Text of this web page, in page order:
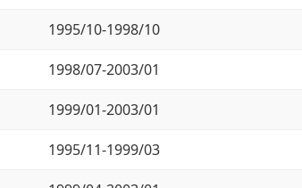
1995/10-1998/10
1998/07-2003/01
1999/01-2003/01
1995/11-1999/03